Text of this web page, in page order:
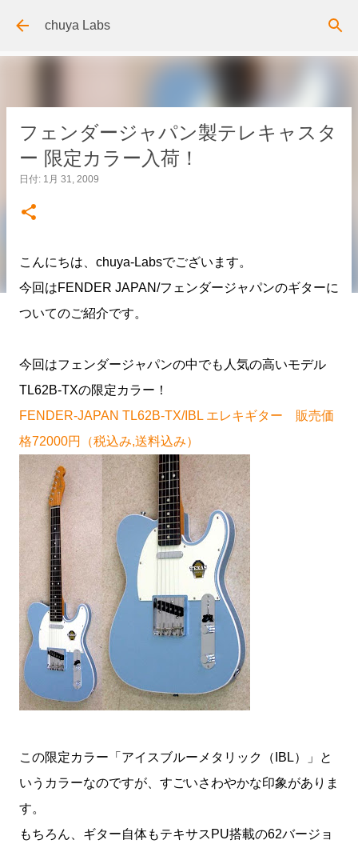
スキップしてメイン コンテンツに移動
chuya Labs
フェンダージャパン製テレキャスタ
ー 限定カラー入荷！
日付: 1月 31, 2009
こんにちは、chuya-Labsでございます。
今回はFENDER JAPAN/フェンダージャパンのギターに
ついてのご紹介です。
今回はフェンダージャパンの中でも人気の高いモデル
TL62B-TXの限定カラー！
FENDER-JAPAN TL62B-TX/IBL エレキギター 販売価
格72000円（税込み,送料込み）
この限定カラー「アイスブルーメタリック（IBL）」と
いうカラーなのですが、すごいさわやかな印象がありま
す。
もちろん、ギター自体もテキサスPU搭載の62バージョ